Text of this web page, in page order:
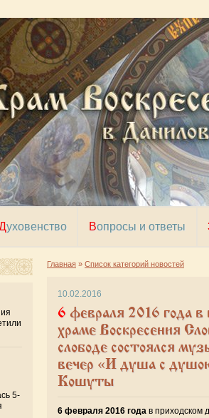
Духовенство Вопросы и ответы
Главная » Список категорий новостей
10.02.2016
6 февраля 2016 года в приходском доме при
храме Воскресения
слободе состоялся
вечер «И душа с
Кошуты
6 февраля 2016 года в приходском
5-